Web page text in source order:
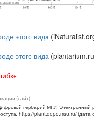
этого вида
этого вида
(сайт)
гербарий МГУ: Электронный
https://plant.depo.msu.ru/ (дата